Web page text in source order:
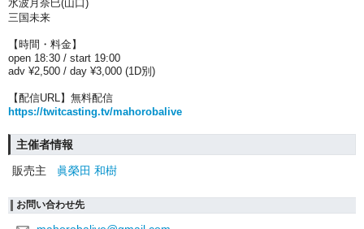
水波月奈巳(山口)
三国未来
【時間・料金】
open 18:30 / start 19:00
adv ¥2,500 / day ¥3,000 (1D別)
【配信URL】無料配信
https://twitcasting.tv/mahorobalive
主催者情報
販売主
眞榮田 和樹
お問い合わせ先